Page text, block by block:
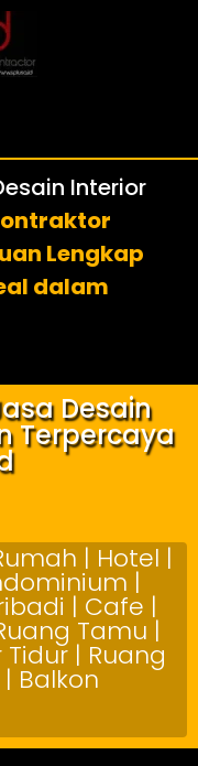
Interior
Lengkap
dalam
Desain
Terpercaya
| Hotel |
|
| Cafe |
Tamu |
| Ruang
Balkon